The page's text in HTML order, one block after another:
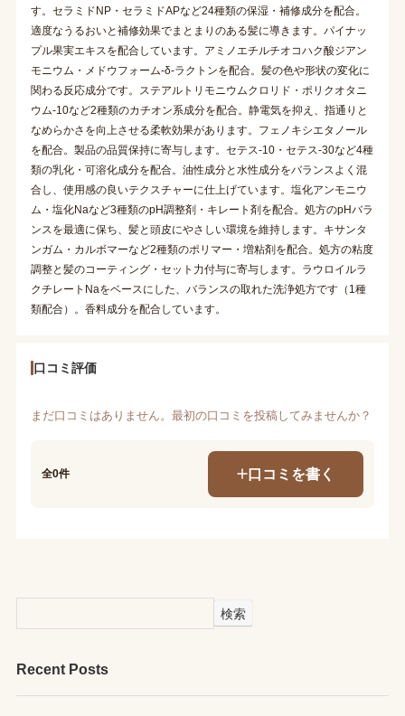
す。セラミドNP・セラミドAPなど24種類の保湿・補修成分を配合。
適度なうるおいと補修効果でまとまりのある髪に導きます。パイナッ
プル果実エキスを配合しています。アミノエチルチオコハク酸ジアン
モニウム・メドウフォーム-δ-ラクトンを配合。髪の色や形状の変化に
関わる反応成分です。ステアルトリモニウムクロリド・ポリクオタニ
ウム-10など2種類のカチオン系成分を配合。静電気を抑え、指通りと
なめらかさを向上させる柔軟効果があります。フェノキシエタノール
を配合。製品の品質保持に寄与します。セテス-10・セテス-30など4種
類の乳化・可溶化成分を配合。油性成分と水性成分をバランスよく混
合し、使用感の良いテクスチャーに仕上げています。塩化アンモニウ
ム・塩化Naなど3種類のpH調整剤・キレート剤を配合。処方のpHバラ
ンスを最適に保ち、髪と頭皮にやさしい環境を維持します。キサンタ
ンガム・カルボマーなど2種類のポリマー・増粘剤を配合。処方の粘度
調整と髪のコーティング・セット力付与に寄与します。ラウロイルラ
クチレートNaをベースにした、バランスの取れた洗浄処方です（1種
類配合）。香料成分を配合しています。
口コミ評価
まだ口コミはありません。最初の口コミを投稿してみませんか？
全0件 口コミを書く
検索
Recent Posts